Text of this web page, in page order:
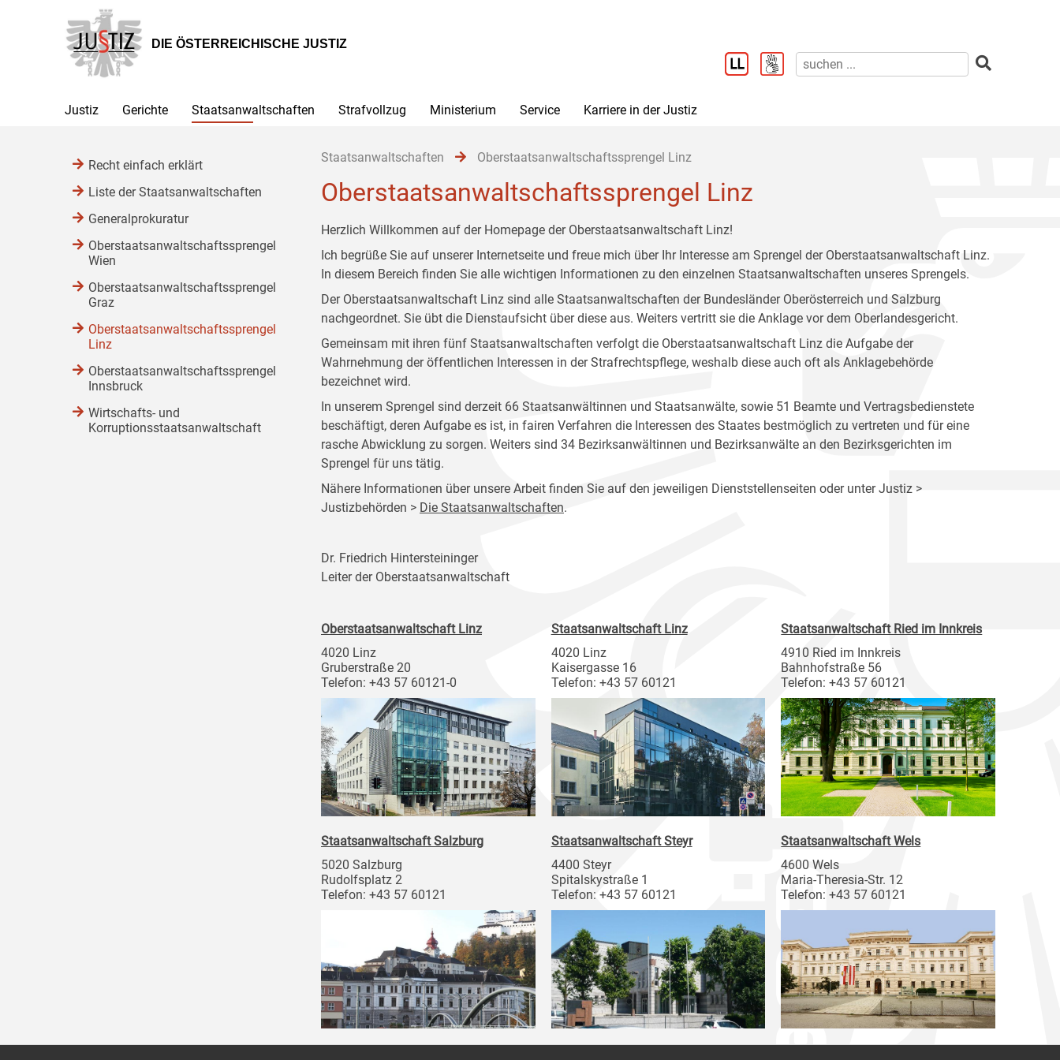
Hauptnavigation
[1]
Inhalt
[2]
Untermenü
[3]
DIE ÖSTERREICHISCHE JUSTIZ
Justiz Gerichte Staatsanwaltschaften Strafvollzug Ministerium Service Karriere in der Justiz
Staatsanwaltschaften Oberstaatsanwaltschaftssprengel Linz
Oberstaatsanwaltschaftssprengel Linz
Herzlich Willkommen auf der Homepage der Oberstaatsanwaltschaft Linz!
Ich begrüße Sie auf unserer Internetseite und freue mich über Ihr Interesse am Sprengel der Oberstaatsanwaltschaft Linz.
In diesem Bereich finden Sie alle wichtigen Informationen zu den einzelnen Staatsanwaltschaften unseres Sprengels.
Der Oberstaatsanwaltschaft Linz sind alle Staatsanwaltschaften der Bundesländer Oberösterreich und Salzburg
nachgeordnet. Sie übt die Dienstaufsicht über diese aus. Weiters vertritt sie die Anklage vor dem Oberlandesgericht.
Gemeinsam mit ihren fünf Staatsanwaltschaften verfolgt die Oberstaatsanwaltschaft Linz die Aufgabe der
Wahrnehmung der öffentlichen Interessen in der Strafrechtspflege, weshalb diese auch oft als Anklagebehörde
bezeichnet wird.
In unserem Sprengel sind derzeit 66 Staatsanwältinnen und Staatsanwälte, sowie 51 Beamte und Vertragsbedienstete
beschäftigt, deren Aufgabe es ist, in fairen Verfahren die Interessen des Staates bestmöglich zu vertreten und für eine
rasche Abwicklung zu sorgen. Weiters sind 34 Bezirksanwältinnen und Bezirksanwälte an den Bezirksgerichten im
Sprengel für uns tätig.
Nähere Informationen über unsere Arbeit finden Sie auf den jeweiligen Dienststellenseiten oder unter Justiz >
Justizbehörden > Die Staatsanwaltschaften.
Dr. Friedrich Hintersteininger
Leiter der Oberstaatsanwaltschaft
Oberstaatsanwaltschaft Linz
4020 Linz
Gruberstraße 20
Telefon: +43 57 60121-0
Staatsanwaltschaft Linz
4020 Linz
Kaisergasse 16
Telefon: +43 57 60121
Staatsanwaltschaft Ried im Innkreis
4910 Ried im Innkreis
Bahnhofstraße 56
Telefon: +43 57 60121
Staatsanwaltschaft Salzburg
5020 Salzburg
Rudolfsplatz 2
Telefon: +43 57 60121
Staatsanwaltschaft Steyr
4400 Steyr
Spitalskystraße 1
Telefon: +43 57 60121
Staatsanwaltschaft Wels
4600 Wels
Maria-Theresia-Str. 12
Telefon: +43 57 60121
Recht einfach erklärt
Liste der Staatsanwaltschaften
Generalprokuratur
Oberstaatsanwaltschaftssprengel
Wien
Oberstaatsanwaltschaftssprengel
Graz
Oberstaatsanwaltschaftssprengel
Linz
Oberstaatsanwaltschaftssprengel
Innsbruck
Wirtschafts- und
Korruptionsstaatsanwaltschaft